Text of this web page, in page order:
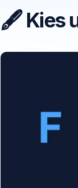
🖋Kies